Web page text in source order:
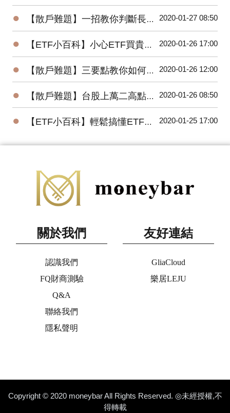
● 【散戶難題】一招教你判斷長紅K是真突破還是假突破 2020-01-27 08:50
● 【ETF小百科】小心ETF買貴了！你不可不知的ETF名詞 2020-01-26 17:00
● 【散戶難題】三要點教你如何將波浪理論應用在台股上？ 2020-01-26 12:00
● 【散戶難題】台股上萬二高點，為何外資還敢大買百億？ 2020-01-26 08:50
● 【ETF小百科】輕鬆搞懂ETF追蹤指數的三種方式 2020-01-25 17:00
關於我們
認識我們
FQ財商測驗
Q&A
聯絡我們
隱私聲明
友好連結
GliaCloud
樂居LEJU
Copyright © 2020 moneybar All Rights Reserved. ◎未經授權,不
得轉載